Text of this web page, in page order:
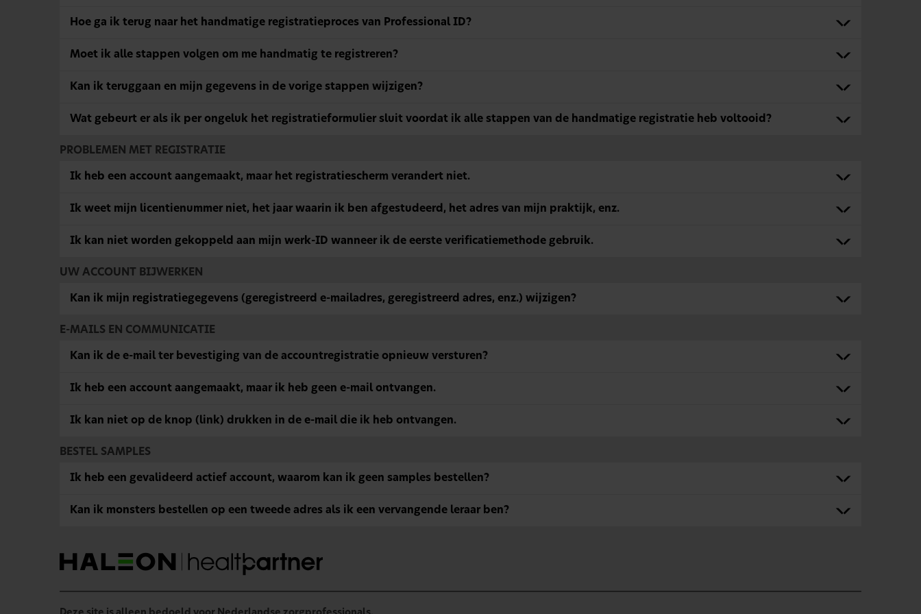
Hoe ga ik terug naar het handmatige registratieproces van Professional ID?
Moet ik alle stappen volgen om me handmatig te registreren?
Kan ik teruggaan en mijn gegevens in de vorige stappen wijzigen?
Wat gebeurt er als ik per ongeluk het registratieformulier sluit voordat ik alle stappen van de handmatige registratie heb voltooid?
PROBLEMEN MET REGISTRATIE
Ik heb een account aangemaakt, maar het registratiescherm verandert niet.
Ik weet mijn licentienummer niet, het jaar waarin ik ben afgestudeerd, het adres van mijn praktijk, enz.
Ik kan niet worden gekoppeld aan mijn werk-ID wanneer ik de eerste verificatiemethode gebruik.
UW ACCOUNT BIJWERKEN
Kan ik mijn registratiegegevens (geregistreerd e-mailadres, geregistreerd adres, enz.) wijzigen?
E-MAILS EN COMMUNICATIE
Kan ik de e-mail ter bevestiging van de accountregistratie opnieuw versturen?
Ik heb een account aangemaakt, maar ik heb geen e-mail ontvangen.
Ik kan niet op de knop (link) drukken in de e-mail die ik heb ontvangen.
BESTEL SAMPLES
Ik heb een gevalideerd actief account, waarom kan ik geen samples bestellen?
Kan ik monsters bestellen op een tweede adres als ik een vervangende leraar ben?